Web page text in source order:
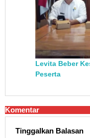
Levita Beber
Peserta
Komentar
Tinggalkan Balasan